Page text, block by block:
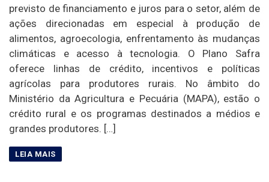
previsto de financiamento e juros para o setor, além de
ações direcionadas em especial à produção de
alimentos, agroecologia, enfrentamento às mudanças
climáticas e acesso à tecnologia. O Plano Safra
oferece linhas de crédito, incentivos e políticas
agrícolas para produtores rurais. No âmbito do
Ministério da Agricultura e Pecuária (MAPA), estão o
crédito rural e os programas destinados a médios e
grandes produtores. […]